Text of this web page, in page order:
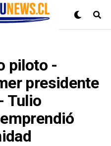
piloto -
presidente
Tulio